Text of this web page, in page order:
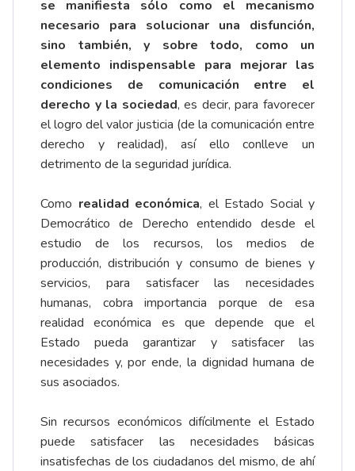
se manifiesta sólo como el mecanismo
necesario para solucionar una disfunción,
sino también, y sobre todo, como un
elemento indispensable para mejorar las
condiciones de comunicación entre el
derecho y la sociedad, es decir, para favorecer
el logro del valor justicia (de la comunicación entre
derecho y realidad), así ello conlleve un
detrimento de la seguridad jurídica.
Como realidad económica, el Estado Social y
Democrático de Derecho entendido desde el
estudio de los recursos, los medios de
producción, distribución y consumo de bienes y
servicios, para satisfacer las necesidades
humanas, cobra importancia porque de esa
realidad económica es que depende que el
Estado pueda garantizar y satisfacer las
necesidades y, por ende, la dignidad humana de
sus asociados.
Sin recursos económicos difícilmente el Estado
puede satisfacer las necesidades básicas
insatisfechas de los ciudadanos del mismo, de ahí